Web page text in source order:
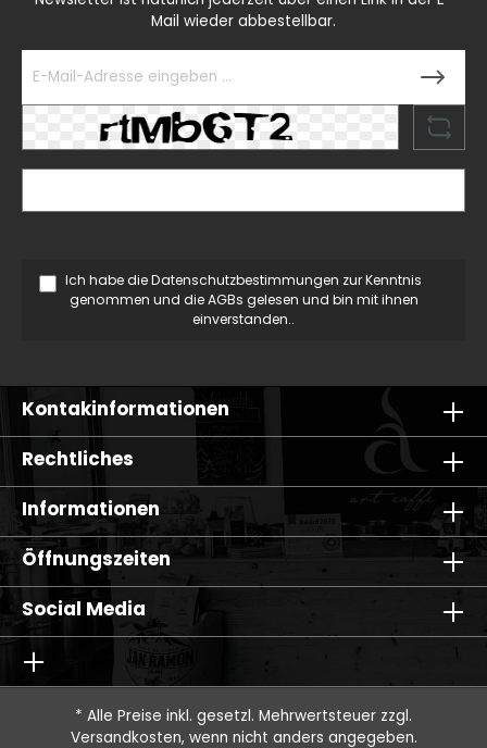
Mail wieder abbestellbar.
Ich habe dieDatenschutzbestimmungen zur Kenntnis
genommen und dieAGBs gelesen und bin mit ihnen
einverstanden..
Kontakinformationen
Rechtliches
Informationen
Öffnungszeiten
Social Media
* Alle Preise inkl. gesetzl. Mehrwertsteuer zzgl.
Versandkosten, wenn nicht anders angegeben.